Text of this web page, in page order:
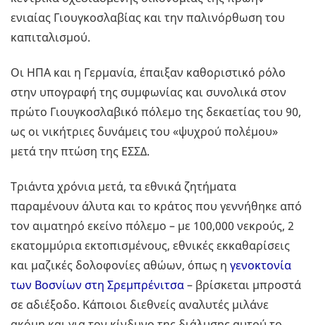
ενιαίας Γιουγκοσλαβίας και την παλινόρθωση του
καπιταλισμού.
Οι ΗΠΑ και η Γερμανία, έπαιξαν καθοριστικό ρόλο
στην υπογραφή της συμφωνίας και συνολικά στον
πρώτο Γιουγκοσλαβικό πόλεμο της δεκαετίας του 90,
ως οι νικήτριες δυνάμεις του «ψυχρού πολέμου»
μετά την πτώση της ΕΣΣΔ.
Τριάντα χρόνια μετά, τα εθνικά ζητήματα
παραμένουν άλυτα και το κράτος που γεννήθηκε από
τον αιματηρό εκείνο πόλεμο – με 100,000 νεκρούς, 2
εκατομμύρια εκτοπισμένους, εθνικές εκκαθαρίσεις
και μαζικές δολοφονίες αθώων, όπως η γενοκτονία
των Βοσνίων στη Σρεμπρένιτσα– βρίσκεται μπροστά
σε αδιέξοδο. Κάποιοι διεθνείς αναλυτές μιλάνε